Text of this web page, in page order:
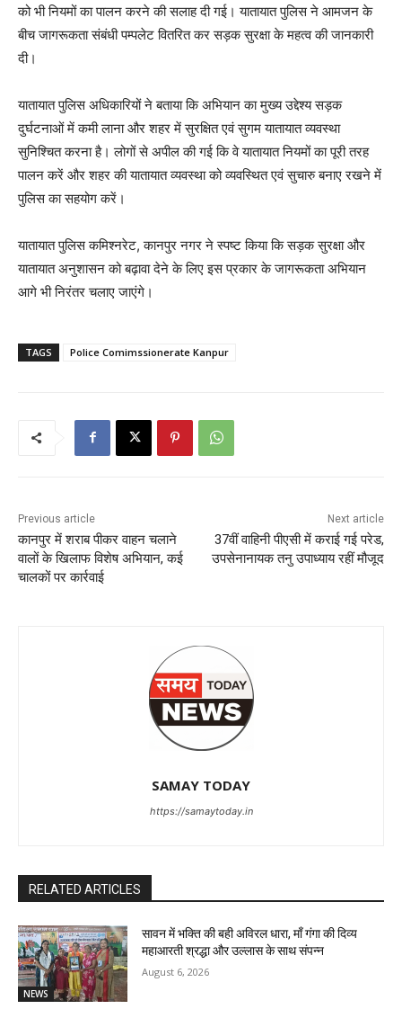
को भी नियमों का पालन करने की सलाह दी गई। यातायात पुलिस ने आमजन के
बीच जागरूकता संबंधी पम्पलेट वितरित कर सड़क सुरक्षा के महत्व की जानकारी
दी।
यातायात पुलिस अधिकारियों ने बताया कि अभियान का मुख्य उद्देश्य सड़क
दुर्घटनाओं में कमी लाना और शहर में सुरक्षित एवं सुगम यातायात व्यवस्था
सुनिश्चित करना है। लोगों से अपील की गई कि वे यातायात नियमों का पूरी तरह
पालन करें और शहर की यातायात व्यवस्था को व्यवस्थित एवं सुचारु बनाए रखने में
पुलिस का सहयोग करें।
यातायात पुलिस कमिश्नरेट, कानपुर नगर ने स्पष्ट किया कि सड़क सुरक्षा और
यातायात अनुशासन को बढ़ावा देने के लिए इस प्रकार के जागरूकता अभियान
आगे भी निरंतर चलाए जाएंगे।
TAGS Police Comimssionerate Kanpur
Previous article
कानपुर में शराब पीकर वाहन चलाने
वालों के खिलाफ विशेष अभियान, कई
चालकों पर कार्रवाई
Next article
37वीं वाहिनी पीएसी में कराई गई परेड,
उपसेनानायक तनु उपाध्याय रहीं मौजूद
SAMAY TODAY
https://samaytoday.in
RELATED ARTICLES
NEWS
सावन में भक्ति की बही अविरल धारा, माँ गंगा की दिव्य
महाआरती श्रद्धा और उल्लास के साथ संपन्न
August 6, 2026